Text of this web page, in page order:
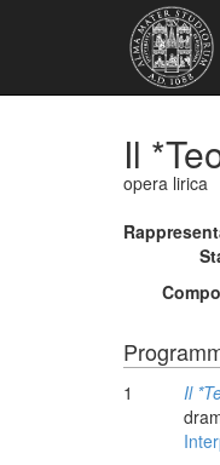
Il
opera lirica
1 Il